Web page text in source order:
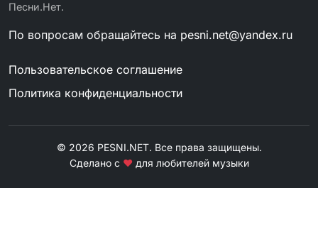
Песни.Нет.
По вопросам обращайтесь на pesni.net@yandex.ru
Пользовательское соглашение
Политика конфиденциальности
© 2026 PESNI.NET. Все права защищены.
Сделано с ❤ для любителей музыки